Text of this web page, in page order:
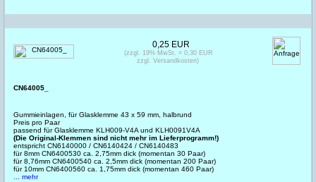
CN64005_
Gummieinlagen, für Glasklemme 43 x 59 mm, halbrund
Preis pro Paar
passend für Glasklemme KLH009-V4A und KLH0091V4A
(Die Original-Klemmen sind nicht mehr im Lieferprogramm!)
entspricht CN6140000 / CN6140424 / CN6140483
für 8mm CN6400530 ca. 2,75mm dick (momentan 30 Paar)
für 8,76mm CN6400540 ca. 2,5mm dick (momentan 200 Paar)
für 10mm CN6400560 ca. 1,75mm dick (momentan 460 Paar)
... mehr
0,25 EUR
(zzgl. 19% MwSt. = 0,30 EUR
zzgl. Versandkosten)